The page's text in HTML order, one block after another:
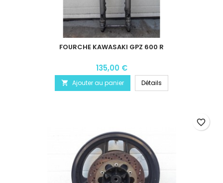
FOURCHE KAWASAKI GPZ 600 R
135,00 €
 Ajouter au panier Détails
favorite_border